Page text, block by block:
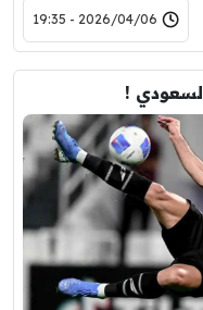
2026/04/06 - 19:35
!